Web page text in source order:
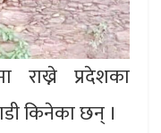
राख्ने प्रदेशका
किनेका छन् ।